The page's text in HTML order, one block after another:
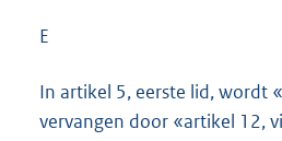
E
In artikel 5, eerste lid, wordt
vervangen door «artikel 12,